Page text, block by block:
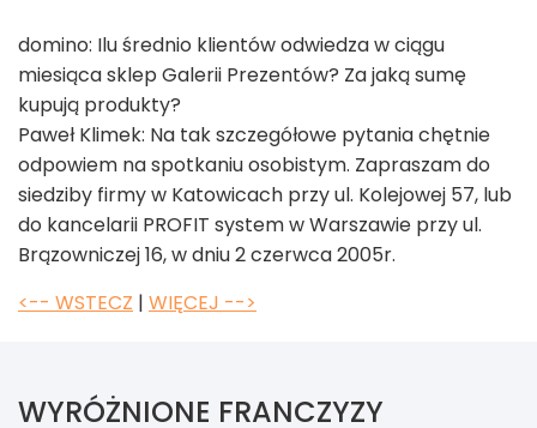
domino: Ilu średnio klientów odwiedza w ciągu
miesiąca sklep Galerii Prezentów? Za jaką sumę
kupują produkty?
Paweł Klimek: Na tak szczegółowe pytania chętnie
odpowiem na spotkaniu osobistym. Zapraszam do
siedziby firmy w Katowicach przy ul. Kolejowej 57, lub
do kancelarii PROFIT system w Warszawie przy ul.
Brązowniczej 16, w dniu 2 czerwca 2005r.
<-- WSTECZ | WIĘCEJ -->
WYRÓŻNIONE FRANCZYZY